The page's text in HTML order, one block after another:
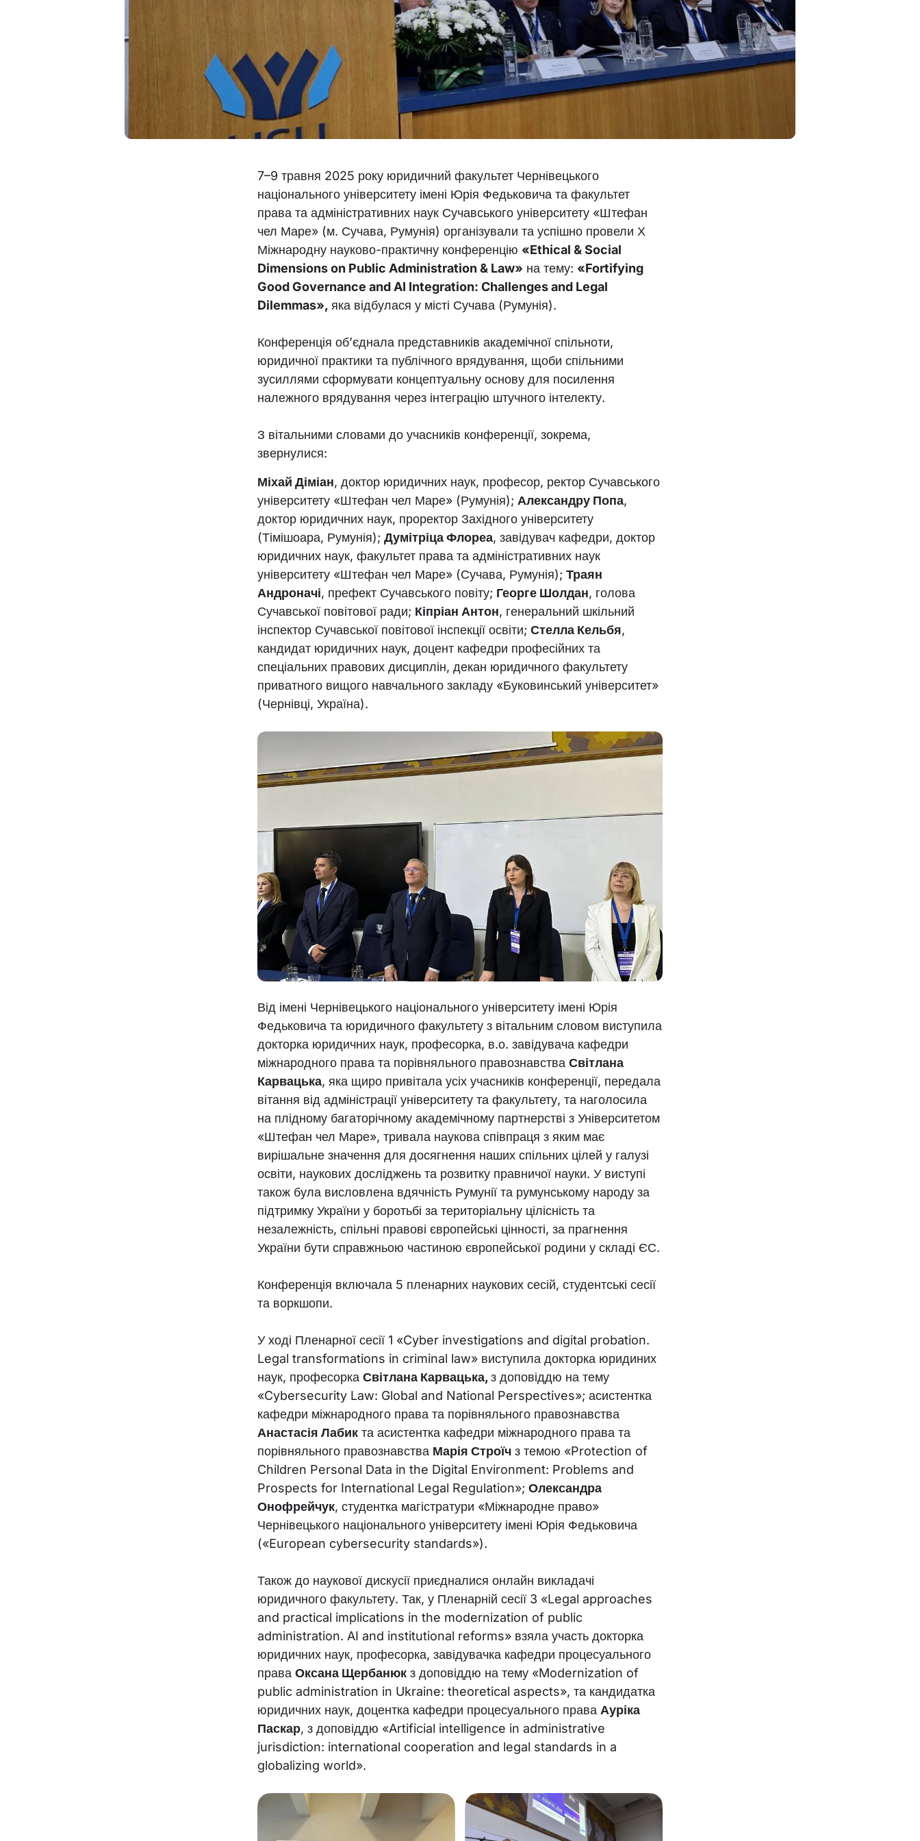
7–9 травня 2025 року юридичний факультет Чернівецького
національного університету імені Юрія Федьковича та факультет
права та адміністративних наук Сучавського університету «Штефан
чел Маре» (м. Сучава, Румунія) організували та успішно провели Х
Міжнародну науково-практичну конференцію «Ethical & Social
Dimensions on Public Administration & Law» на тему: «Fortifying
Good Governance and AI Integration: Challenges and Legal
Dilemmas», яка відбулася у місті Сучава (Румунія).
Конференція об’єднала представників академічної спільноти,
юридичної практики та публічного врядування, щоби спільними
зусиллями сформувати концептуальну основу для посилення
належного врядування через інтеграцію штучного інтелекту.
З вітальними словами до учасників конференції, зокрема,
звернулися:
Міхай Діміан, доктор юридичних наук, професор, ректор Сучавського
університету «Штефан чел Маре» (Румунія); Александру Попа,
доктор юридичних наук, проректор Західного університету
(Тімішоара, Румунія); Думітріца Флореа, завідувач кафедри, доктор
юридичних наук, факультет права та адміністративних наук
університету «Штефан чел Маре» (Сучава, Румунія); Траян
Андроначі, префект Сучавського повіту; Георге Шолдан, голова
Сучавської повітової ради; Кіпріан Антон, генеральний шкільний
інспектор Сучавської повітової інспекції освіти; Стелла Кельбя,
кандидат юридичних наук, доцент кафедри професійних та
спеціальних правових дисциплін, декан юридичного факультету
приватного вищого навчального закладу «Буковинський університет»
(Чернівці, Україна).
Від імені Чернівецького національного університету імені Юрія
Федьковича та юридичного факультету з вітальним словом виступила
докторка юридичних наук, професорка, в.о. завідувача кафедри
міжнародного права та порівняльного правознавства Світлана
Карвацька, яка щиро привітала усіх учасників конференції, передала
вітання від адміністрації університету та факультету, та наголосила
на плідному багаторічному академічному партнерстві з Університетом
«Штефан чел Маре», тривала наукова співпраця з яким має
вирішальне значення для досягнення наших спільних цілей у галузі
освіти, наукових досліджень та розвитку правничої науки. У виступі
також була висловлена вдячність Румунії та румунському народу за
підтримку України у боротьбі за територіальну цілісність та
незалежність, спільні правові європейські цінності, за прагнення
України бути справжньою частиною європейської родини у складі ЄС.
Конференція включала 5 пленарних наукових сесій, студентські сесії
та воркшопи.
У ході Пленарної сесії 1 «Cyber investigations and digital probation.
Legal transformations in criminal law» виступила докторка юридиних
наук, професорка Світлана Карвацька,з доповіддю на тему
«Cybersecurity Law: Global and National Perspectives»; асистентка
кафедри міжнародного права та порівняльного правознавства
Анастасія Лабик та асистентка кафедри міжнародного права та
порівняльного правознавства Марія Строїч з темою «Protection of
Children Personal Data in the Digital Environment: Problems and
Prospects for International Legal Regulation»; Олександра
Онофрейчук, студентка магістратури «Міжнародне право»
Чернівецького національного університету імені Юрія Федьковича
(«European cybersecurity standards»).
Також до наукової дискусії приєдналися онлайн викладачі
юридичного факультету. Так, у Пленарній сесії 3 «Legal approaches
and practical implications in the modernization of public
administration. AI and institutional reforms» взяла участь докторка
юридичних наук, професорка, завідувачка кафедри процесуального
права Оксана Щербанюк з доповіддю на тему «Modernization of
public administration in Ukraine: theoretical aspects», та кандидатка
юридичних наук, доцентка кафедри процесуального права Ауріка
Паскар, з доповіддю «Artificial intelligence in administrative
jurisdiction: international cooperation and legal standards in a
globalizing world».